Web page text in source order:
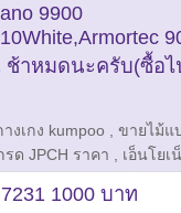
9900
ช้าหมดนะครับ(ซื้อ
างเกง kumpoo
ขายไม้แ
รด JPCH ราคา
เอ็นโยเ
1000 บาท